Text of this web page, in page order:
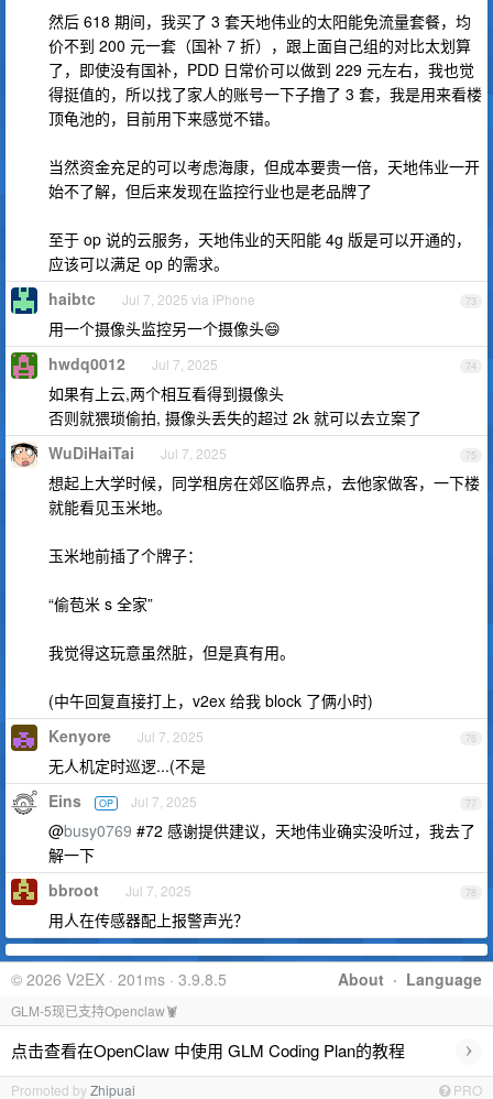
然后 618 期间，我买了 3 套天地伟业的太阳能免流量套餐，均
价不到 200 元一套（国补 7 折），跟上面自己组的对比太划算
了，即使没有国补，PDD 日常价可以做到 229 元左右，我也觉
得挺值的，所以找了家人的账号一下子撸了 3 套，我是用来看楼
顶龟池的，目前用下来感觉不错。
当然资金充足的可以考虑海康，但成本要贵一倍，天地伟业一开
始不了解，但后来发现在监控行业也是老品牌了
至于 op 说的云服务，天地伟业的天阳能 4g 版是可以开通的，
应该可以满足 op 的需求。
73
haibtc Jul 7, 2025 via iPhone
用一个摄像头监控另一个摄像头😄
74
hwdq0012 Jul 7, 2025
如果有上云,两个相互看得到摄像头
否则就猥琐偷拍, 摄像头丢失的超过 2k 就可以去立案了
75
WuDiHaiTai Jul 7, 2025
想起上大学时候，同学租房在郊区临界点，去他家做客，一下楼
就能看见玉米地。
玉米地前插了个牌子：
“偷苞米 s 全家”
我觉得这玩意虽然脏，但是真有用。
(中午回复直接打上，v2ex 给我 block 了俩小时)
76
Kenyore Jul 7, 2025
无人机定时巡逻...(不是
77
Eins OP Jul 7, 2025
@busy0769 #72 感谢提供建议，天地伟业确实没听过，我去了
解一下
78
bbroot Jul 7, 2025
用人在传感器配上报警声光？
About · Language
© 2026 V2EX · 201ms · 3.9.8.5
GLM-5现已支持Openclaw🦞
点击查看在OpenClaw 中使用 GLM Coding Plan的教程 ›
Promoted byZhipuai PRO